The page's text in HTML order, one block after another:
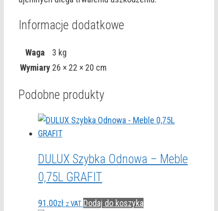
Informacje dodatkowe
Waga
3 kg
Wymiary 26 × 22 × 20 cm
Podobne produkty
DULUX Szybka Odnowa – Meble
0,75L GRAFIT
91.00zł z VAT Dodaj do koszyka